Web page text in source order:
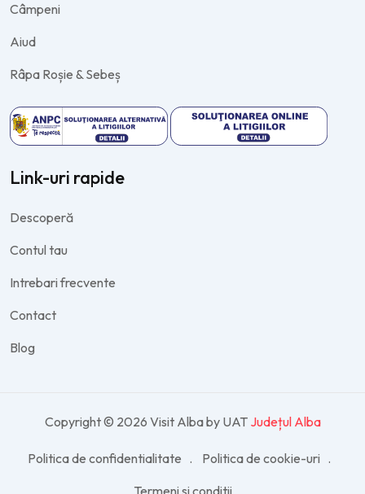
Câmpeni
Aiud
Râpa Roșie & Sebeș
Link-uri rapide
Descoperă
Contul tau
Intrebari frecvente
Contact
Blog
Copyright © 2026 Visit Alba by UAT Județul Alba
Politica de confidentialitate
Politica de cookie-uri